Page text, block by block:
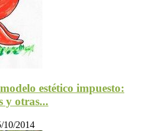
estético impuesto:
y otras...
10/2014